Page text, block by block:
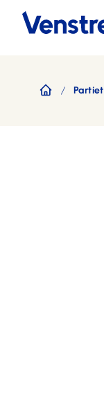
Partiet